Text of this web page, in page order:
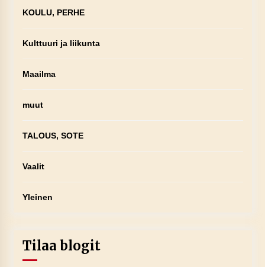
KOULU, PERHE
Kulttuuri ja liikunta
Maailma
muut
TALOUS, SOTE
Vaalit
Yleinen
Tilaa blogit